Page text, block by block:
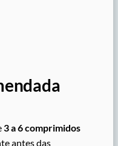
3 a 6 comprimidos
antes das